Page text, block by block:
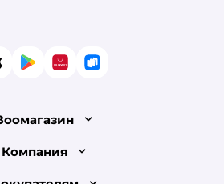
Store
Google Play
AppGallery
RuStore
Лицензия
Компания
О компании